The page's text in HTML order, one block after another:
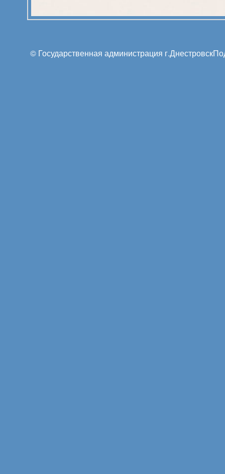
© Государственная администрация г.Днестровск